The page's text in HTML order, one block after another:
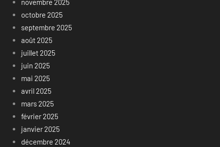
novembre 2025
octobre 2025
septembre 2025
août 2025
juillet 2025
juin 2025
mai 2025
avril 2025
mars 2025
février 2025
janvier 2025
décembre 2024